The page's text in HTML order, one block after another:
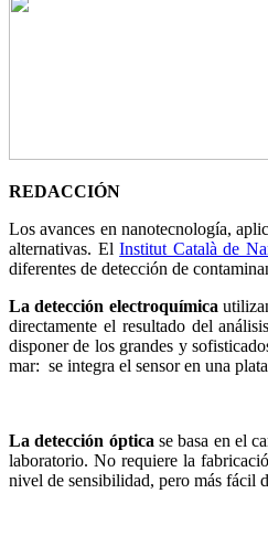
REDACCIÓN
Los avances en nanotecnología,
alternativas. ElInstitut Català de
diferentes de detección de
La detección electroquímica
directamente el resultado del
disponer de los grandes y
mar: se integra el sensor en una
La detección ópticase basa en el
laboratorio. No requiere la
nivel de sensibilidad, pero más fácil